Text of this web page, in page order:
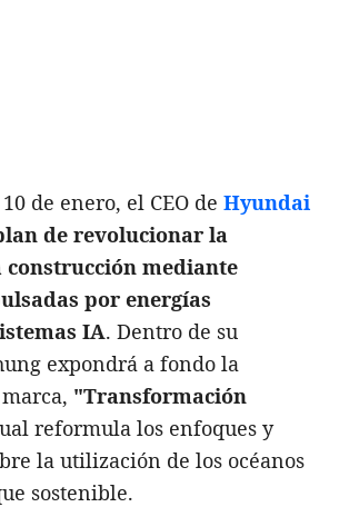
de enero, el CEO de Hyundai
de revolucionar la
mediante
por energías
IA. Dentro de su
expondrá a fondo la
"Transformación
reformula los enfoques y
la utilización de los océanos
sostenible.